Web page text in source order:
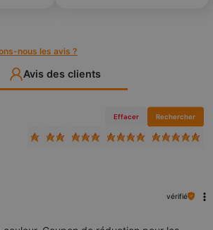
nous les avis ?
Avis des clients
Effacer Rechercher
vérifié